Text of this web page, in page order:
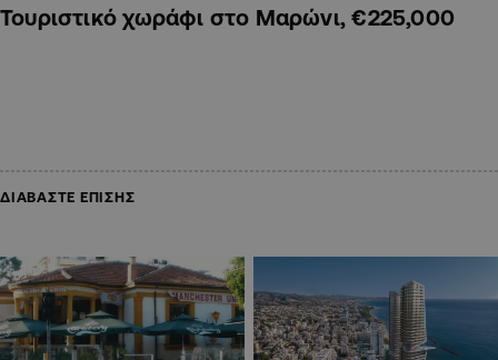
Τουριστικό χωράφι στο Μαρώνι, €225,000
ΔΙΑΒΑΣΤΕ ΕΠΙΣΗΣ